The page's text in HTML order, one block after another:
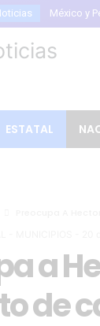
México y
Guanajuato
FIFA
Libia
ESTATAL
a
de